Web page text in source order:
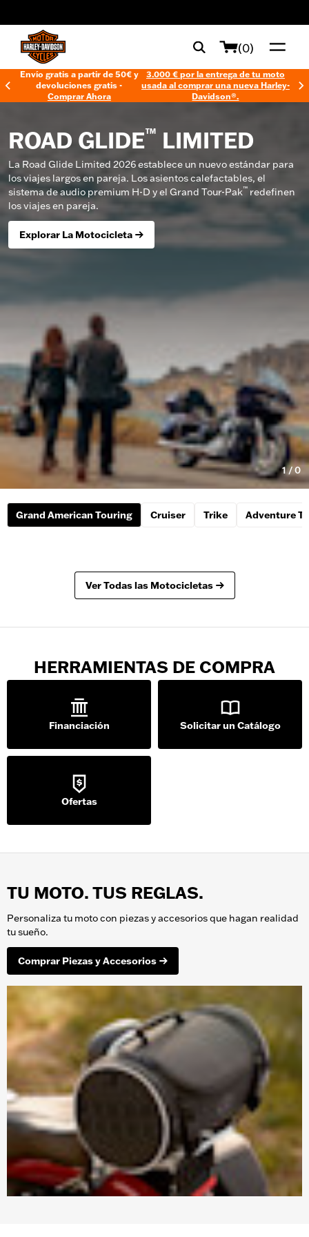
(0)
Envío gratis a partir de 50€ y
devoluciones gratis -
Comprar Ahora
3.000 € por la entrega de tu moto
usada al comprar una nueva Harley-
Davidson®.
ROAD GLIDE™ LIMITED
La Road Glide Limited 2026 establece un nuevo estándar para
los viajes largos en pareja. Los asientos calefactables, el
sistema de audio premium H-D y el Grand Tour-Pak™ redefinen
los viajes en pareja.
Explorar La Motocicleta
1/0
Grand American Touring Cruiser Trike Adventure
Ver Todas las Motocicletas
HERRAMIENTAS DE COMPRA
Financiación Solicitar un Catálogo
Ofertas
TU MOTO. TUS REGLAS.
Personaliza tu moto con piezas y accesorios que hagan realidad
tu sueño.
Comprar Piezas y Accesorios